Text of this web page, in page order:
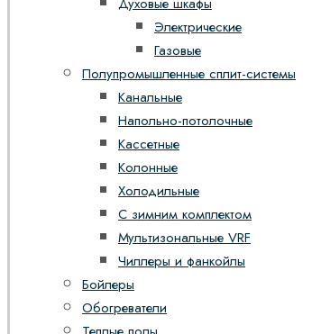
Электрические
Газовые
Полупромышленные сплит-системы
Канальные
Напольно-потолочные
Кассетные
Колонные
Холодильные
С зимним комплектом
Мультизональные VRF
Чиллеры и фанкойлы
Бойлеры
Обогреватели